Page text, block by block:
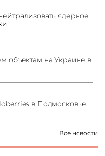
Все новости
ядерное
объектам на Украине в
в Подмосковье
допускает применение